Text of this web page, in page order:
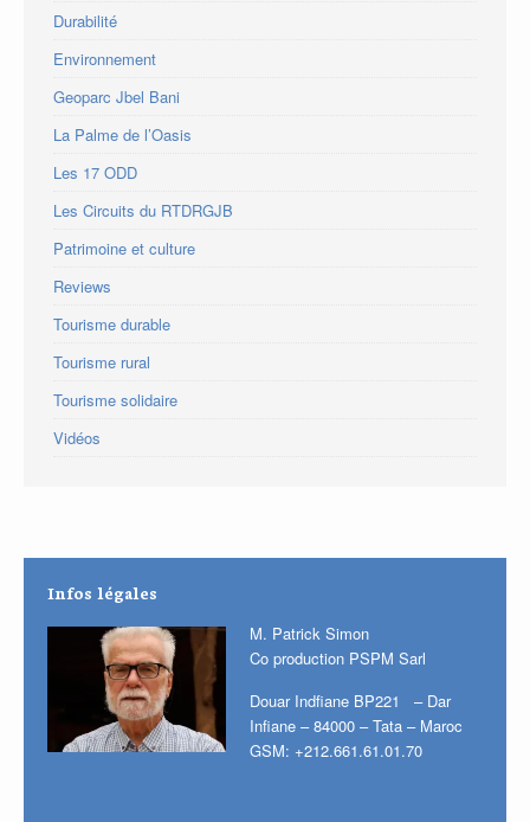
Durabilité
Environnement
Geoparc Jbel Bani
La Palme de l’Oasis
Les 17 ODD
Les Circuits du RTDRGJB
Patrimoine et culture
Reviews
Tourisme durable
Tourisme rural
Tourisme solidaire
Vidéos
Infos légales
M. Patrick Simon
Co production PSPM Sarl
Douar Indfiane BP221 – Dar
Infiane – 84000 – Tata – Maroc
GSM: +212.661.61.01.70